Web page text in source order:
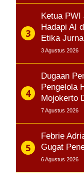
Ketua PWI
Hadapi AI
Etika
3 Agustus 2026
Dugaan
Pengelola
Mojokerto
7 Agustus 2026
Febrie
Gugat
6 Agustus 2026